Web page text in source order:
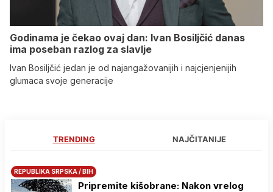
Godinama je čekao ovaj dan: Ivan Bosiljčić danas
ima poseban razlog za slavlje
Ivan Bosiljčić jedan je od najangažovanijih i najcjenjenijih
glumaca svoje generacije
TRENDING NAJČITANIJE
REPUBLIKA SRPSKA / BIH
Pripremite kišobrane: Nakon vrelog